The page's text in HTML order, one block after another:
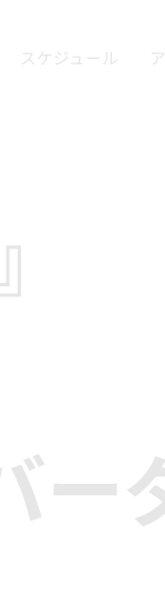
スケジュール
ー